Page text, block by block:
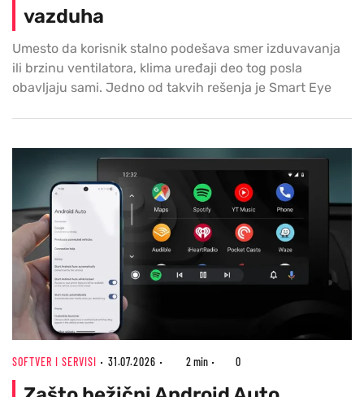
vazduha
Umesto da korisnik stalno podešava smer izduvavanja
ili brzinu ventilatora, klima uređaji deo tog posla
obavljaju sami. Jedno od takvih rešenja je Smart Eye
SOFTVER I SERVISI 31.07.2026 2 min 0